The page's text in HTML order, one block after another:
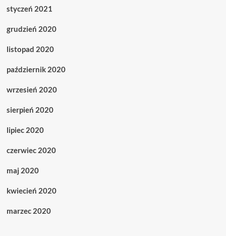
styczeń 2021
grudzień 2020
listopad 2020
październik 2020
wrzesień 2020
sierpień 2020
lipiec 2020
czerwiec 2020
maj 2020
kwiecień 2020
marzec 2020